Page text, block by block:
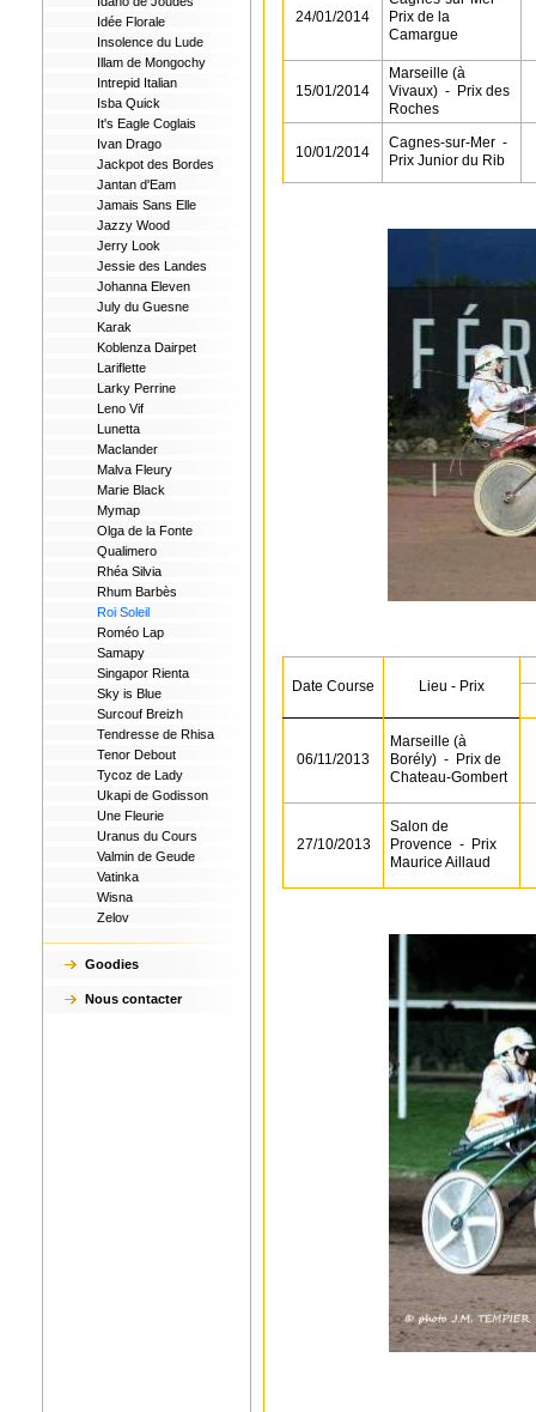
Idée Florale
Insolence du Lude
Illam de Mongochy
Intrepid Italian
Isba Quick
It's Eagle Coglais
Ivan Drago
Jackpot des Bordes
Jantan d'Eam
Jamais Sans Elle
Jazzy Wood
Jerry Look
Jessie des Landes
Johanna Eleven
July du Guesne
Karak
Koblenza Dairpet
Lariflette
Larky Perrine
Leno Vif
Lunetta
Maclander
Malva Fleury
Marie Black
Mymap
Olga de la Fonte
Qualimero
Rhéa Silvia
Rhum Barbès
Roi Soleil
Roméo Lap
Samapy
Singapor Rienta
Sky is Blue
Surcouf Breizh
Tendresse de Rhisa
Tenor Debout
Tycoz de Lady
Ukapi de Godisson
Une Fleurie
Uranus du Cours
Valmin de Geude
Vatinka
Wisna
Zelov
Goodies
Nous contacter
24/01/2014
Prix de la
Camargue
15/01/2014
Marseille (à
Vivaux) - Prix des
Roches
10/01/2014
Cagnes-sur-Mer -
Prix Junior du Rib
Date Course Lieu - Prix
06/11/2013
Marseille (à
Borély) - Prix de
Chateau-Gombert
27/10/2013
Salon de
Provence - Prix
Maurice Aillaud